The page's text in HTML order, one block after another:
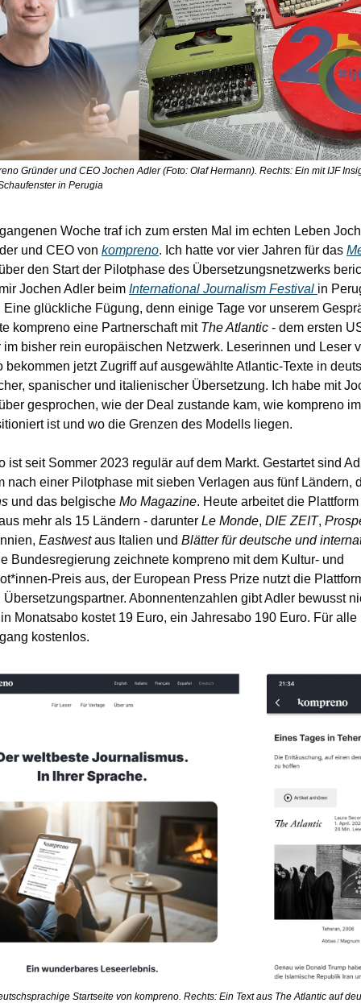
Gründer und CEO Jochen Adler (Foto: Olaf Hermann). Rechts: Ein mit IJF
in Perugia
Woche traf ich zum ersten Mal im echten Leben
und CEO von kompreno. Ich hatte vor vier Jahren für das
den Start der Pilotphase des Übersetzungsnetzwerks
Jochen Adler beim International Journalism Festival in
Eine glückliche Fügung, denn einige Tage vor unserem
kompreno eine Partnerschaft mit The Atlantic - dem ersten
im bisher rein europäischen Netzwerk. Leserinnen und Leser
bekommen jetzt Zugriff auf ausgewählte Atlantic-Texte in
spanischer und italienischer Übersetzung. Ich habe mit
gesprochen, wie der Deal zustande kam, wie kompreno
ist und wo die Grenzen des Modells liegen.
ist seit Sommer 2023 regulär auf dem Markt. Gestartet sind
und das belgische Mo Magazine. Heute arbeitet die
mehr als 15 Ländern - darunter Le Monde, DIE ZEIT,
Eastwest aus Italien und Blätter für deutsche und
Bundesregierung zeichnete kompreno mit dem Kultur- und
Preis aus, der European Press Prize nutzt die
Abonnentenzahlen gibt Adler bewusst
Monatsabo kostet 19 Euro, ein Jahresabo 190 Euro. Für alle
kostenlos.
Startseite von kompreno. Rechts: Ein Text aus The Atlantic auf